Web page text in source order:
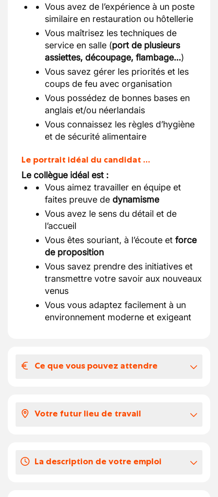
Vous avez de l’expérience à un poste
similaire en restauration ou hôtellerie
Vous maîtrisez les techniques de
service en salle (port de plusieurs
assiettes, découpage, flambage…)
Vous savez gérer les priorités et les
coups de feu avec organisation
Vous possédez de bonnes bases en
anglais et/ou néerlandais
Vous connaissez les règles d’hygiène
et de sécurité alimentaire
Le portrait idéal du candidat …
Le collègue idéal est :
Vous aimez travailler en équipe et
faites preuve de dynamisme
Vous avez le sens du détail et de
l’accueil
Vous êtes souriant, à l’écoute et force
de proposition
Vous savez prendre des initiatives et
transmettre votre savoir aux nouveaux
venus
Vous vous adaptez facilement à un
environnement moderne et exigeant
Ce que vous pouvez attendre
Ce que nous offrons :
Possibilités d’évolution
Votre futur lieu de travail
contemporain, associé à un hôtel reconnu
La description de votre emploi